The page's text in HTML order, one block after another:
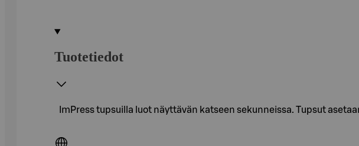
Tuotetiedot
ImPress tupsuilla luot näyttävän katseen sekunneissa. Tupsut